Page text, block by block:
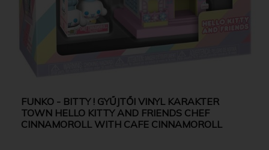
FUNKO - BITTY ! GYŰJTŐI VINYL KARAKTER
TOWN HELLO KITTY AND FRIENDS CHEF
CINNAMOROLL WITH CAFE CINNAMOROLL